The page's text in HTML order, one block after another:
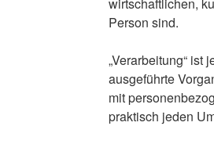
Person sind.
„Verarbeitung“ ist
ausgeführte
mit
praktisch jeden